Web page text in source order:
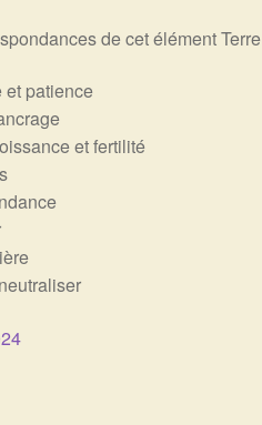
de cet élément Terre
et patience
et fertilité